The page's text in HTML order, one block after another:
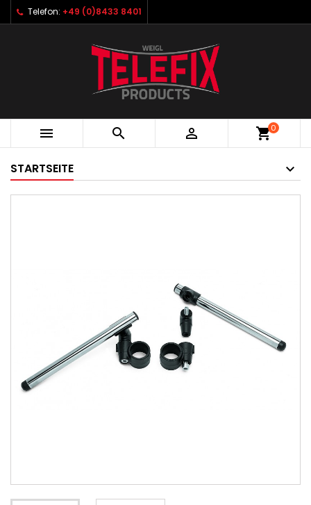
Telefon: +49 (0)8433 8401
   shopping_cart0
STARTSEITE